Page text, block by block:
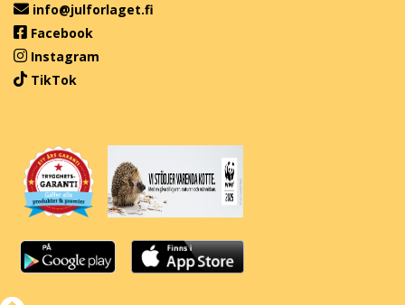
info@julforlaget.fi
Facebook
Instagram
TikTok